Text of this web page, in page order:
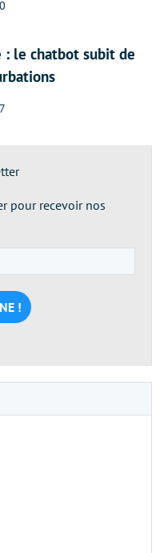
: le chatbot subit de
pour recevoir nos